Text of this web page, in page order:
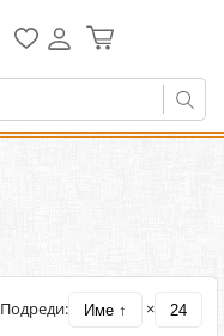
Подреди: Име ↑ × 24